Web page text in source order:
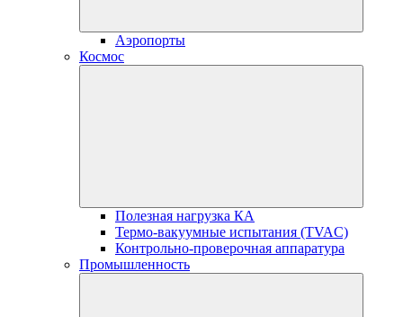
Аэропорты
Космос
Полезная нагрузка КА
Термо-вакуумные испытания (TVAC)
Контрольно-проверочная аппаратура
Промышленность